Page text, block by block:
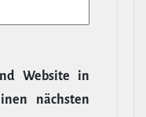
Website in
nächsten